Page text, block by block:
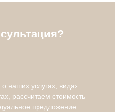
наших услугах, видах
рассчитаем стоимость
предложение!